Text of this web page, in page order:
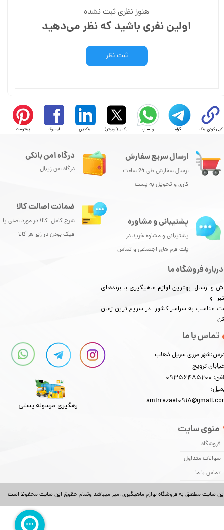
هنوز نظری ثبت نشده
اولین نفری باشید که نظر می‌دهید
ثبت نظر
کپی کردن لینک تلگرام واتساپ ایکس (توییتر) لینکدین فیسبوک پینترست
سایت مطعلق به فروشگاه لوازم ماهیگیری امیر میباشد وتمام حقوق این سایت محفوظ است
ارسال سریع سفارش
ارسال سفارش طی 24 ساعت
کاری و تحویل به پست
درباره فروشگاه ما
و ارسال بهترین لوازم ماهیگیری با برندهای
و
مناسب به سراسر کشور در سریع ترین زمان
منوی سایت
فروشگاه
سوالات متداول
تماس با ما
تماس با ما
مرزی سرپل ذهاب
ترویج
درگاه امن بانکی
درگاه امن زیبال
پشتیبانی و مشاوره
پشتیبانی و مشاوه خرید در
پلت فرم های اجتماعی و تماس
ضمانت اصالت کالا
شرح کامل کالا در مورد اصلی یا
فیک بودن در زیر هر کالا
رهگیری مرسوله پستی​​​​​​​